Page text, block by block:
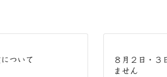
ついて
８月２日・３
ません